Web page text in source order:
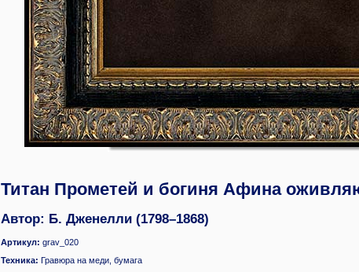
Титан Прометей и богиня Афина
Автор: Б. Дженелли (1798–1868)
Артикул: grav_020
Техника: Гравюра на меди, бумага